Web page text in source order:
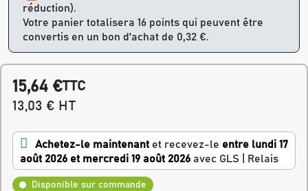
réduction).
Votre panier totalisera 16 points qui peuvent être
convertis en un bon d'achat de 0,32 €.
15,64 €TTC
13,03 € HT
Achetez-le maintenant et recevez-le entre lundi 17
août 2026 et mercredi 19 août 2026 avec GLS | Relais
Disponible sur commande